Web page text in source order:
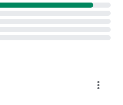
more_vert